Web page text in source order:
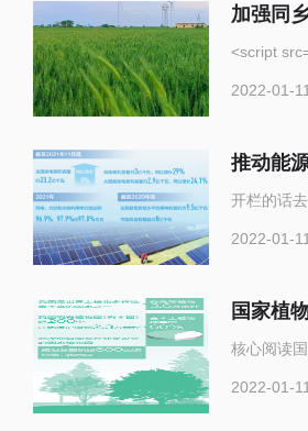
加强同
2022-01-
推动能
开栏的话
2022-01-
国家植
核心阅读
2022-01-